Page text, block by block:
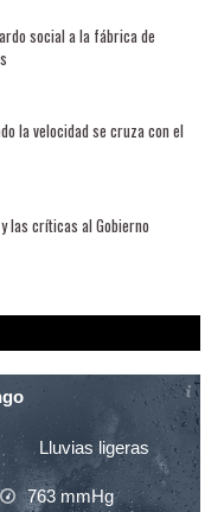
social a la fábrica de
la velocidad se cruza con el
las críticas al Gobierno
Lluvias ligeras
763mmHg